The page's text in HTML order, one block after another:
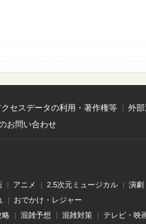
クセスデータの利用・著作権等 外
お問い合わせ
アニメ 2.5次元ミュージカル 演劇
おでかけ・レジャー
略 混雑予想 混雑対策 テレビ・映